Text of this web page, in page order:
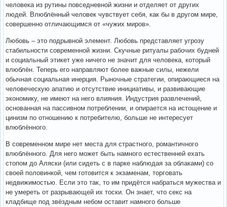
человека из рутины повседневной жизни и отделяет от других
людей. Влюблённый человек чувствует себя, как бы в другом мире,
совершенно отличающимся от «чужих миров».
Любовь – это подрывной элемент. Любовь представляет угрозу
стабильности современной жизни. Скучные ритуалы рабочих будней
и социальный этикет уже ничего не значит для человека, который
влюблён. Теперь его направляют более важные силы, нежели
обычная социальная инерция. Рыночные стратегии, опирающиеся на
человеческую апатию и отсутствие инициативы, и развивающие
экономику, не имеют на него влияния. Индустрия развлечений,
основанная на пассивном потреблении, и опирается на истощение и
цинизм по отношению к потребителю, больше не интересует
влюблённого.
В современном мире нет места для страстного, романтичного
влюблённого. Для него может быть намного естественней ехать
стопом до Аляски (или сидеть с в парке наблюдая за облаками) со
своей половинкой, чем готовится к экзаменам, торговать
недвижимостью. Если это так, то им придётся набраться мужества и
не умереть от разрывающей их тоски. Он знает, что секс на
кладбище под звёздным небом оставит намного больше